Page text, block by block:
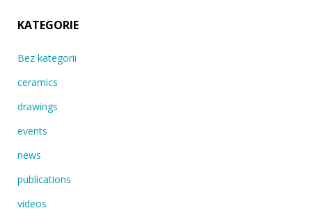
KATEGORIE
Bez kategorii
ceramics
drawings
events
news
publications
videos